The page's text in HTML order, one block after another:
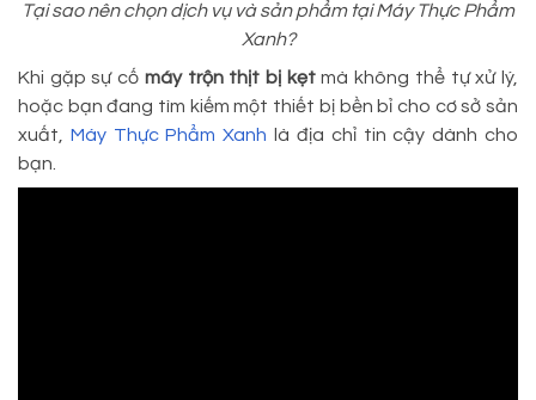
Tại sao nên chọn dịch vụ và sản phẩm tại Máy Thực Phẩm
Xanh?
Khi gặp sự cố máy trộn thịt bị kẹtmà không thể tự xử lý,
hoặc bạn đang tìm kiếm một thiết bị bền bỉ cho cơ sở sản
xuất, Máy Thực Phẩm Xanh
là địa chỉ tin cậy dành cho
bạn.